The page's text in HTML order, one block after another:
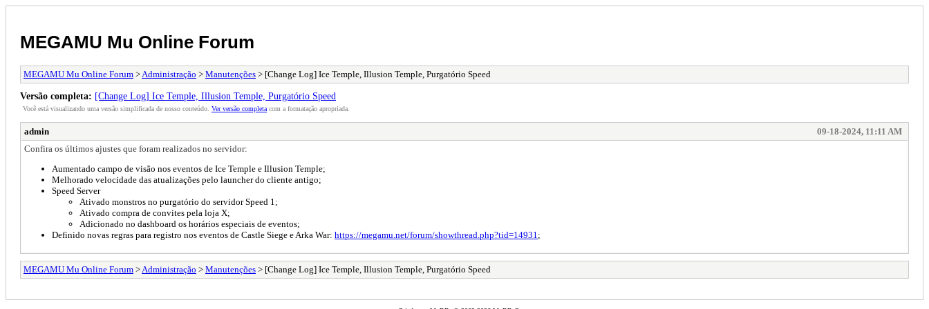
MEGAMU Mu Online Forum
MEGAMU Mu Online Forum > Administração > Manutenções > [Change Log] Ice Temple, Illusion Temple, Purgatório Speed
Versão completa: [Change Log] Ice Temple, Illusion Temple, Purgatório Speed
Você está visualizando uma versão simplificada de nosso conteúdo. Ver versão completa com a formatação apropriada.
admin
09-18-2024, 11:11 AM
Confira os últimos ajustes que foram realizados no servidor:
Aumentado campo de visão nos eventos de Ice Temple e Illusion Temple;
Melhorado velocidade das atualizações pelo launcher do cliente antigo;
Speed Server
Ativado monstros no purgatório do servidor Speed 1;
Ativado compra de convites pela loja X;
Adicionado no dashboard os horários especiais de eventos;
Definido novas regras para registro nos eventos de Castle Siege e Arka War: https://megamu.net/forum/showthread.php?tid=14931 ;
MEGAMU Mu Online Forum > Administração > Manutenções > [Change Log] Ice Temple, Illusion Temple, Purgatório Speed